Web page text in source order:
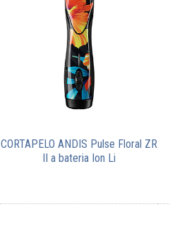
CORTAPELO ANDIS Pulse Floral ZR
II a bateria Ion Li